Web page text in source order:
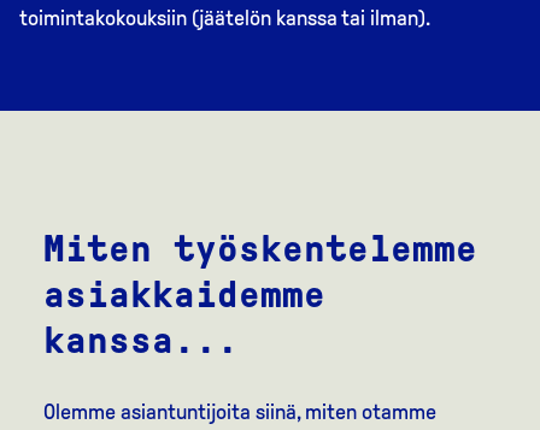
toimintakokouksiin (jäätelön kanssa tai ilman).
Miten työskentelemme
asiakkaidemme
kanssa...
Olemme asiantuntijoita siinä, miten otamme